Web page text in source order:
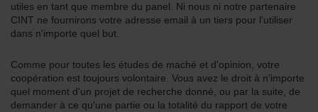
utiles en tant que membre du panel. Ni nous ni notre partenaire
CINT ne fournirons votre adresse email à un tiers pour l'utiliser
dans n'importe quel but.
Comme pour toutes les études de maché et d'opinion, votre
coopération est toujours volontaire. Vous avez le droit à n'importe
quel moment d'un projet de recherche donné, ou par la suite, de
demander à ce qu'une partie ou la totalité du rapport de votre